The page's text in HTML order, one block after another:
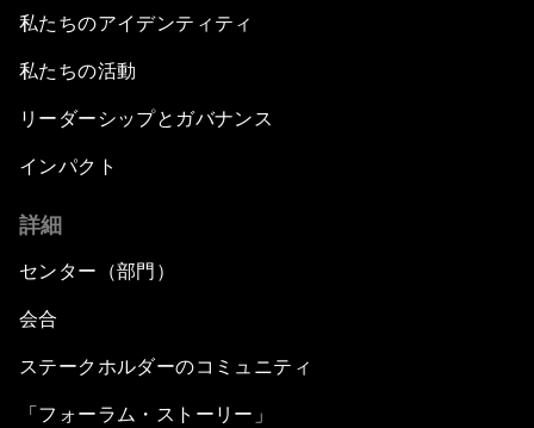
私たちのアイデンティティ
私たちの活動
リーダーシップとガバナンス
インパクト
詳細
センター（部門）
会合
ステークホルダーのコミュニティ
「フォーラム・ストーリー」